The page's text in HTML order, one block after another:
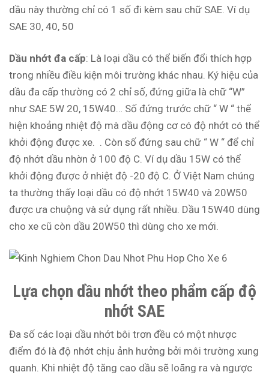
dầu này thường chỉ có 1 số đi kèm sau chữ SAE. Ví dụ
SAE 30, 40, 50
Dầu nhớt đa cấp: Là loại dầu có thể biến đổi thích hợp
trong nhiều điều kiện môi trường khác nhau. Ký hiệu của
dầu đa cấp thường có 2 chỉ số, đứng giữa là chữ “W”
như SAE 5W 20, 15W40… Số đứng trước chữ “ W “ thể
hiện khoảng nhiệt độ mà dầu động cơ có độ nhớt có thể
khởi động được xe. . Còn số đứng sau chữ “ W “ để chỉ
độ nhớt dầu nhờn ở 100 độ C. Ví dụ dầu 15W có thể
khởi động được ở nhiệt độ -20 độ C. Ở Việt Nam chúng
ta thường thấy loại dầu có độ nhớt 15W40 và 20W50
được ưa chuộng và sử dụng rất nhiều. Dầu 15W40 dùng
cho xe cũ còn dầu 20W50 thì dùng cho xe mới.
Lựa chọn dầu nhớt theo phẩm cấp độ
nhớt SAE
Đa số các loại dầu nhớt bôi trơn đều có một nhược
điểm đó là độ nhớt chịu ảnh hưởng bởi môi trường xung
quanh. Khi nhiệt độ tăng cao dầu sẽ loãng ra và ngược